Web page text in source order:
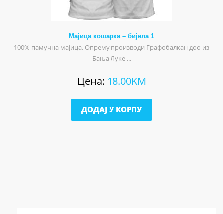
Мајица кошарка – бијела 1
100% памучна мајица. Опрему производи Графобалкан доо из
Бања Луке ...
Цена: 18.00KM
ДОДАЈ У КОРПУ